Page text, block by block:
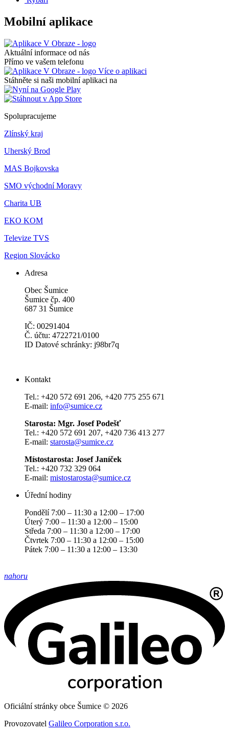
Mobilní aplikace
Aktuální informace od nás
Přímo ve vašem telefonu
Více o aplikaci
Stáhněte si naši mobilní aplikaci na
Spolupracujeme
Zlínský kraj
Uherský Brod
MAS Bojkovska
SMO východní Moravy
Charita UB
EKO KOM
Televize TVS
Region Slovácko
Adresa
Obec Šumice
Šumice čp. 400
687 31 Šumice
IČ: 00291404
Č. účtu: 4722721/0100
ID Datové schránky: j98br7q
Kontakt
Tel.: +420 572 691 206, +420 775 255 671
E-mail: info@sumice.cz
Starosta: Mgr. Josef Podešť
Tel.: +420 572 691 207, +420 736 413 277
E-mail: starosta@sumice.cz
Místostarosta: Josef Janíček
Tel.: +420 732 329 064
E-mail: mistostarosta@sumice.cz
Úřední hodiny
Pondělí 7:00 – 11:30 a 12:00 – 17:00
Úterý 7:00 – 11:30 a 12:00 – 15:00
Středa 7:00 – 11:30 a 12:00 – 17:00
Čtvrtek 7:00 – 11:30 a 12:00 – 15:00
Pátek 7:00 – 11:30 a 12:00 – 13:30
nahoru
Oficiální stránky obce Šumice © 2026
Provozovatel Galileo Corporation s.r.o.